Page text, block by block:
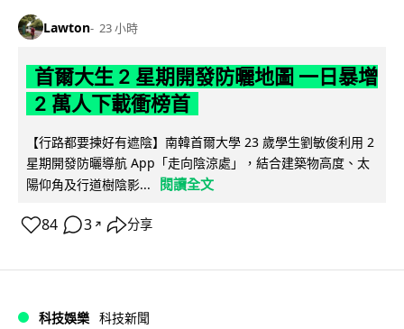
Lawton 23 小時
首爾大生 2 星期開發防曬地圖 一日暴增
2 萬人下載衝榜首
【行路都要揀好有遮陰】南韓首爾大學 23 歲學生劉敏俊利用 2
星期開發防曬導航 App「走向陰涼處」，結合建築物高度、太
陽仰角及行道樹陰影...
閱讀全文
84 3 ↗ 分享
科技娛樂 科技新聞